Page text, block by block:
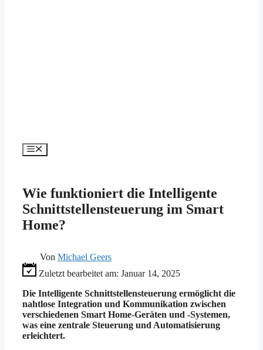
Menü
Wie funktioniert die Intelligente
Schnittstellensteuerung im Smart
Home?
Von Michael Geers
Zuletzt bearbeitet am: Januar 14, 2025
Die Intelligente Schnittstellensteuerung ermöglicht die
nahtlose Integration und Kommunikation zwischen
verschiedenen Smart Home-Geräten und -Systemen,
was eine zentrale Steuerung und Automatisierung
erleichtert.